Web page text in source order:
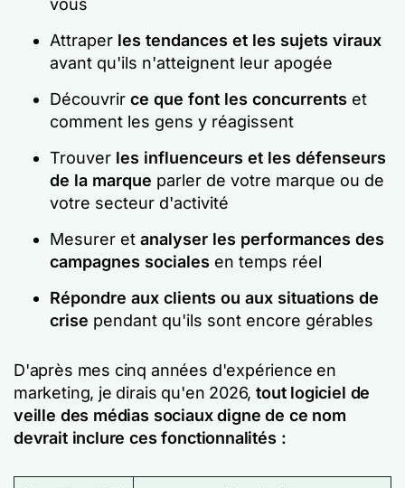
vous
Attraper les tendances et les sujets viraux
avant qu'ils n'atteignent leur apogée
Découvrir ce que font les concurrents et
comment les gens y réagissent
Trouver les influenceurs et les défenseurs
de la marque parler de votre marque ou de
votre secteur d'activité
Mesurer et analyser les performances des
campagnes sociales en temps réel
Répondre aux clients ou aux situations de
crise pendant qu'ils sont encore gérables
D'après mes cinq années d'expérience en
marketing, je dirais qu'en 2026,tout logiciel de
veille des médias sociaux digne de ce nom
devrait inclure ces fonctionnalités :